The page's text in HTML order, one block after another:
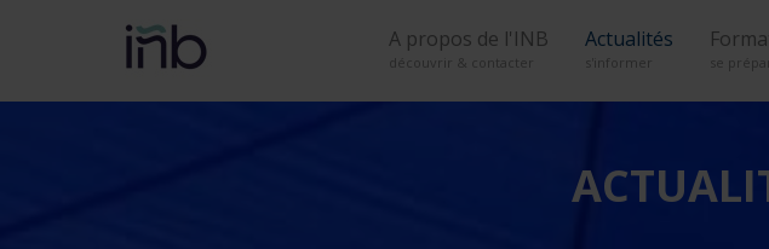
A propos de l'INB
découvrir & contacter
Actualités
s'informer se